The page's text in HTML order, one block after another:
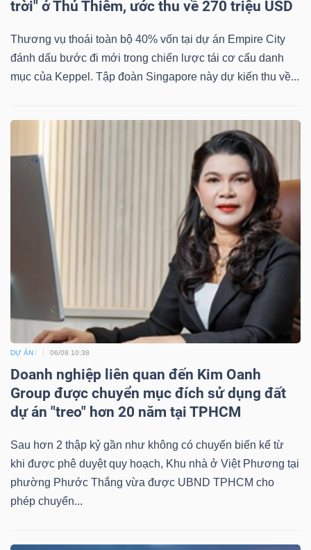
trời" ở Thủ Thiêm, ước thu về 270 triệu USD
Thương vụ thoái toàn bộ 40% vốn tại dự án Empire City
đánh dấu bước đi mới trong chiến lược tái cơ cấu danh
mục của Keppel. Tập đoàn Singapore này dự kiến thu về...
DỰ ÁN 06/08 10:38
Doanh nghiệp liên quan đến Kim Oanh
Group được chuyển mục đích sử dụng đất
dự án "treo" hơn 20 năm tại TPHCM
Sau hơn 2 thập kỷ gần như không có chuyển biến kể từ
khi được phê duyệt quy hoạch, Khu nhà ở Việt Phương tại
phường Phước Thắng vừa được UBND TPHCM cho
phép chuyển...
viết
của
tác
(-)
Báo
phân
Dịch
vụ
(-)
Đào
tạo